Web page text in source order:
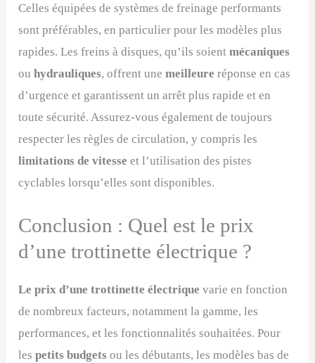
Celles équipées de systèmes de freinage performants
sont préférables, en particulier pour les modèles plus
rapides. Les freins à disques, qu’ils soientmécaniques
ouhydrauliques, offrent unemeilleureréponse en cas
d’urgence et garantissent un arrêt plus rapide et en
toute sécurité. Assurez-vous également de toujours
respecter les règles de circulation, y compris les
limitations de vitesse et l’utilisation des pistes
cyclables lorsqu’elles sont disponibles.
Conclusion : Quel est le prix
d’une trottinette électrique ?
Le prix d’une trottinette électrique varie en fonction
de nombreux facteurs, notamment la gamme, les
performances, et les fonctionnalités souhaitées. Pour
lespetits budgets ou les débutants, les modèles bas de